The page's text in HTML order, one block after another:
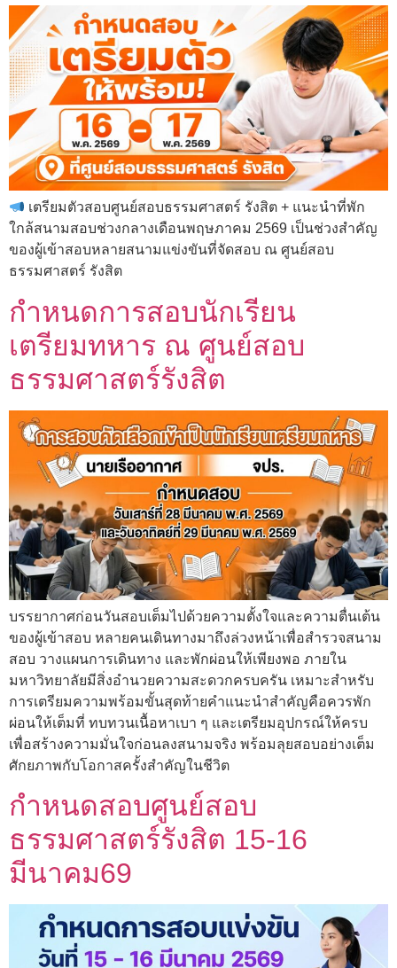
เตรียมตัวสอบศูนย์สอบธรรมศาสตร์ รังสิต + แนะนำที่พัก
ใกล้สนามสอบช่วงกลางเดือนพฤษภาคม 2569 เป็นช่วงสำคัญ
ของผู้เข้าสอบหลายสนามแข่งขันที่จัดสอบ ณ ศูนย์สอบ
ธรรมศาสตร์ รังสิต
กำหนดการสอบนักเรียน
เตรียมทหาร ณ ศูนย์สอบ
ธรรมศาสตร์รังสิต
บรรยากาศก่อนวันสอบเต็มไปด้วยความตั้งใจและความตื่นเต้น
ของผู้เข้าสอบ หลายคนเดินทางมาถึงล่วงหน้าเพื่อสำรวจสนาม
สอบ วางแผนการเดินทาง และพักผ่อนให้เพียงพอ ภายใน
มหาวิทยาลัยมีสิ่งอำนวยความสะดวกครบครัน เหมาะสำหรับ
การเตรียมความพร้อมขั้นสุดท้ายคำแนะนำสำคัญคือควรพัก
ผ่อนให้เต็มที่ ทบทวนเนื้อหาเบา ๆ และเตรียมอุปกรณ์ให้ครบ
เพื่อสร้างความมั่นใจก่อนลงสนามจริง พร้อมลุยสอบอย่างเต็ม
ศักยภาพกับโอกาสครั้งสำคัญในชีวิต
กำหนดสอบศูนย์สอบ
ธรรมศาสตร์รังสิต 15-16
มีนาคม69